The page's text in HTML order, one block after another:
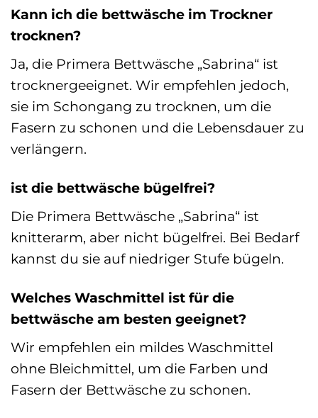
Kann ich die bettwäsche im Trockner
trocknen?
Ja, die Primera Bettwäsche „Sabrina“ ist
trocknergeeignet. Wir empfehlen jedoch,
sie im Schongang zu trocknen, um die
Fasern zu schonen und die Lebensdauer zu
verlängern.
ist die bettwäsche bügelfrei?
Die Primera Bettwäsche „Sabrina“ ist
knitterarm, aber nicht bügelfrei. Bei Bedarf
kannst du sie auf niedriger Stufe bügeln.
Welches Waschmittel ist für die
bettwäsche am besten geeignet?
Wir empfehlen ein mildes Waschmittel
ohne Bleichmittel, um die Farben und
Fasern der Bettwäsche zu schonen.